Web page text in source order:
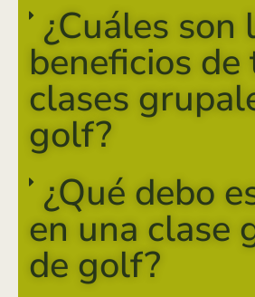
¿Cuáles son
beneficios de
clases
golf?
¿Qué debo
en una clase
de golf?